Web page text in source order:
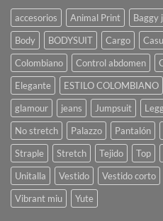
accesorios Animal Print Baggy
Body
BODYSUIT Cargo
Colombiano
Control abdomen
Elegante
ESTILO COLOMBIANO
glamour
jeans Jumpsuit
No stretch
Palazzo Pantalón
Straple
Stretch Tejido Top
Unitalla
Vestido Vestido corto
Vibrant miu
Yute